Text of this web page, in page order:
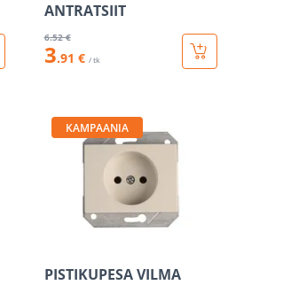
ANTRATSIIT
6.52 €
3.91 € / tk
KAMPAANIA
PISTIKUPESA VILMA